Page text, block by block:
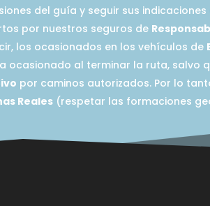
del guía y seguir sus
por nuestros seguros de
los ocasionados en los vehículos de
ocasionado al terminar la ruta, salvo
por caminos autorizados. Por lo
Reales (respetar las formaciones